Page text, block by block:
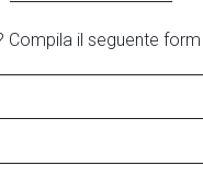
Compila il seguente form